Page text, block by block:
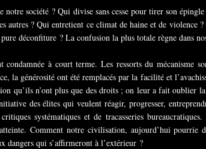
société ? Qui divise sans cesse pour tirer son
autres ? Qui entretient ce climat de haine et de violence
déconfiture ? La confusion la plus totale règne dans
à court terme. Les ressorts du mécanisme
la générosité ont été remplacés par la facilité et
qu’ils n’ont plus que des droits ; on leur a fait oublier
des élites qui veulent réagir, progresser,
systématiques et de tracasseries
Comment notre civilisation, aujourd’hui pourrie
dangers qui s’affirmeront à l’extérieur ?